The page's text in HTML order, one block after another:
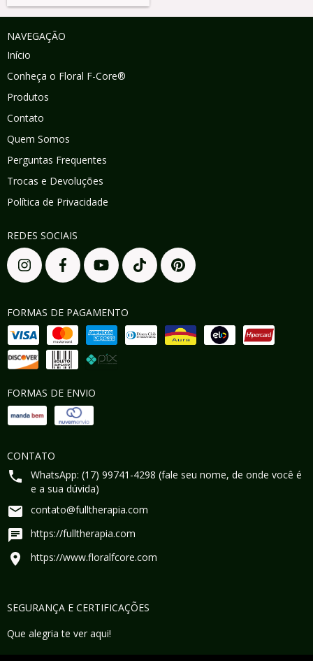
NAVEGAÇÃO
Início
Conheça o Floral F-Core®
Produtos
Contato
Quem Somos
Perguntas Frequentes
Trocas e Devoluções
Política de Privacidade
REDES SOCIAIS
FORMAS DE PAGAMENTO
FORMAS DE ENVIO
CONTATO
WhatsApp: (17) 99741-4298 (fale seu nome, de onde você é
e a sua dúvida)
contato@fulltherapia.com
https://fulltherapia.com
https://www.floralfcore.com
SEGURANÇA E CERTIFICAÇÕES
Que alegria te ver aqui!